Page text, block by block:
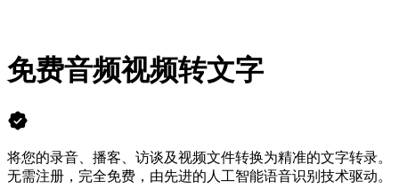
免费音频视频转文字
将您的录音、播客、访谈及视频文件转换为精准的文字转录。
无需注册，完全免费，由先进的人工智能语音识别技术驱动。